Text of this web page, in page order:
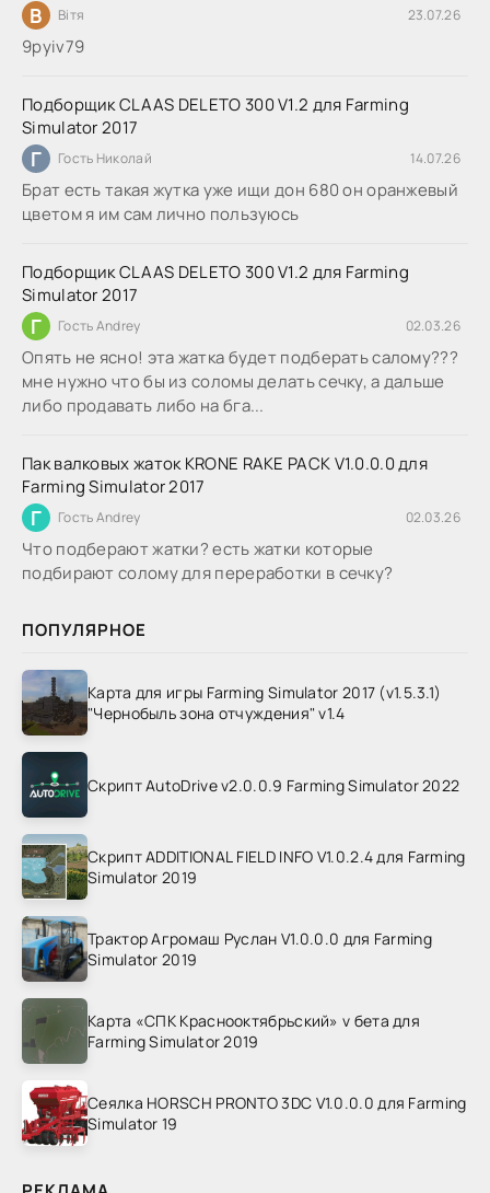
В Вітя 23.07.26
9руіv79
Подборщик CLAAS DELETO 300 V1.2 для Farming
Simulator 2017
Г Гость Николай 14.07.26
Брат есть такая жутка уже ищи дон 680 он оранжевый
цветом я им сам лично пользуюсь
Подборщик CLAAS DELETO 300 V1.2 для Farming
Simulator 2017
Г Гость Andrey 02.03.26
Опять не ясно! эта жатка будет подберать салому???
мне нужно что бы из соломы делать сечку, а дальше
либо продавать либо на бга...
Пак валковых жаток KRONE RAKE PACK V1.0.0.0 для
Farming Simulator 2017
Г Гость Andrey 02.03.26
Что подберают жатки? есть жатки которые
подбирают солому для переработки в сечку?
ПОПУЛЯРНОЕ
Карта для игры Farming Simulator 2017 (v1.5.3.1)
"Чернобыль зона отчуждения" v1.4
Скрипт AutoDrive v2.0.0.9 Farming Simulator 2022
Скрипт ADDITIONAL FIELD INFO V1.0.2.4 для Farming
Simulator 2019
Трактор Агромаш Руслан V1.0.0.0 для Farming
Simulator 2019
Карта «СПК Краснооктябрьский» v бета для
Farming Simulator 2019
Сеялка HORSCH PRONTO 3DC V1.0.0.0 для Farming
Simulator 19